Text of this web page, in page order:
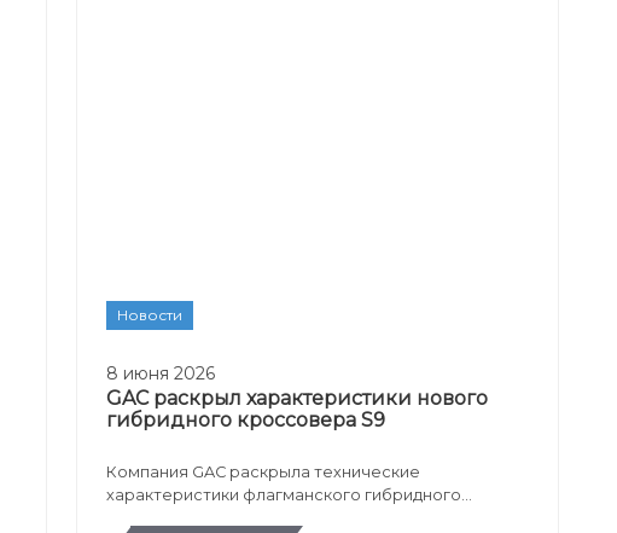
Новости
8 июня 2026
GAC раскрыл характеристики нового
гибридного кроссовера S9
Компания GAC раскрыла технические
характеристики флагманского гибридного